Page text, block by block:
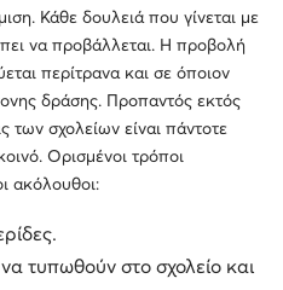
Κάθε δουλειά που γίνεται με
να προβάλλεται. Η προβολή
περίτρανα και σε όποιον
δράσης. Προπαντός εκτός
των σχολείων είναι πάντοτε
Ορισμένοι τρόποι
ακόλουθοι:
τυπωθούν στο σχολείο και